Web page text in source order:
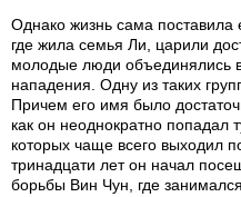
Однако жизнь сама поставила
где жила семья Ли, царили
молодые люди объединялись
нападения. Одну из таких
Причем его имя было
как он неоднократно попадал
которых чаще всего выходил
тринадцати лет он начал
борьбы Вин Чун, где